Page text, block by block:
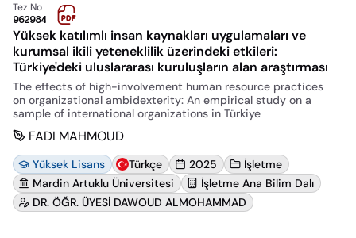
Tez No
962984
Yüksek katılımlı insan kaynakları uygulamaları ve
kurumsal ikili yeteneklilik üzerindeki etkileri:
Türkiye'deki uluslararası kuruluşların alan araştırması
The effects of high-involvement human resource practices
on organizational ambidexterity: An empirical study on a
sample of international organizations in Türkiye
FADI MAHMOUD
Yüksek Lisans Türkçe 2025
İşletme
Mardin Artuklu Üniversitesi
İşletme Ana Bilim Dalı
DR. ÖĞR. ÜYESİ DAWOUD ALMOHAMMAD